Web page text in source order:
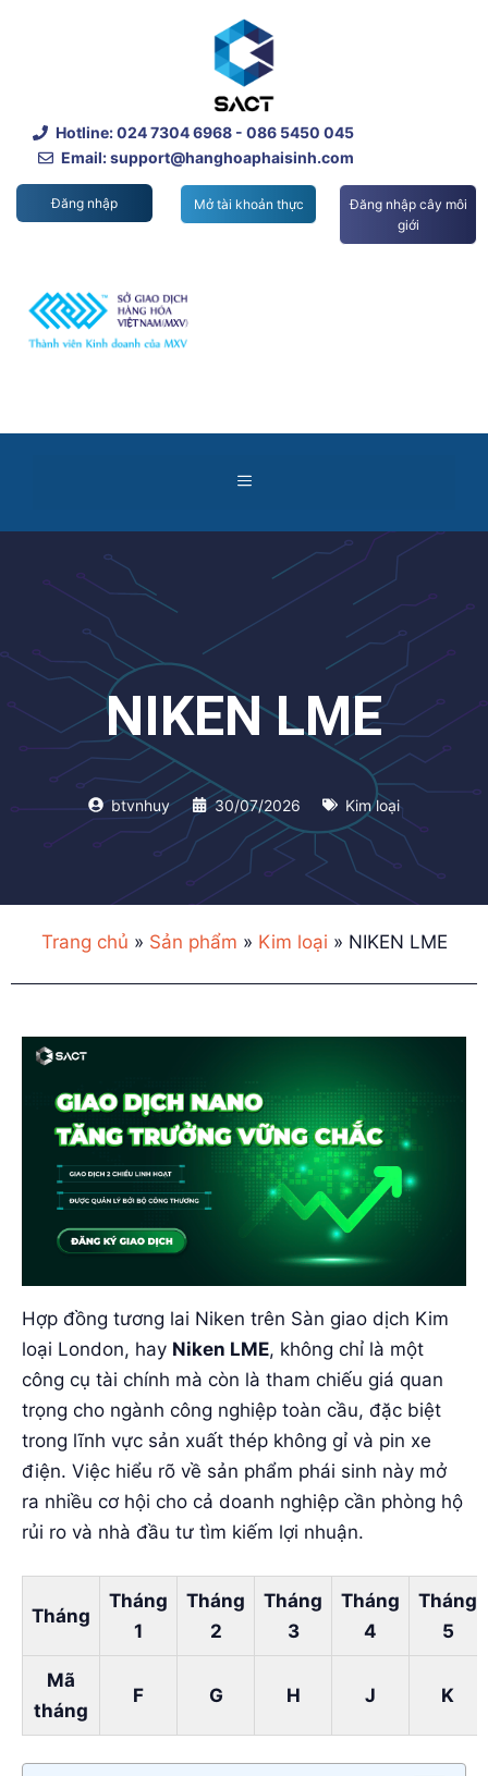
Hotline:024 7304 6968 - 086 5450 045
Email: support@hanghoaphaisinh.com
Đăng nhập Mở tài khoản thực
Đăng nhập cây môi
giới
Menu
NIKEN LME
btvnhuy 30/07/2026 Kim loại
Trang chủ » Sản phẩm » Kim loại » NIKEN LME
Hợp đồng tương lai Niken trên Sàn giao dịch Kim
loại London, hay Niken LME, không chỉ là một
công cụ tài chính mà còn là tham chiếu giá quan
trọng cho ngành công nghiệp toàn cầu, đặc biệt
trong lĩnh vực sản xuất thép không gỉ và pin xe
điện. Việc hiểu rõ về sản phẩm phái sinh này mở
ra nhiều cơ hội cho cả doanh nghiệp cần phòng hộ
rủi ro và nhà đầu tư tìm kiếm lợi nhuận.
Tháng
Tháng
1
Tháng
2
Tháng
3
Tháng
4
Tháng
5
Mã
tháng
F G H J K